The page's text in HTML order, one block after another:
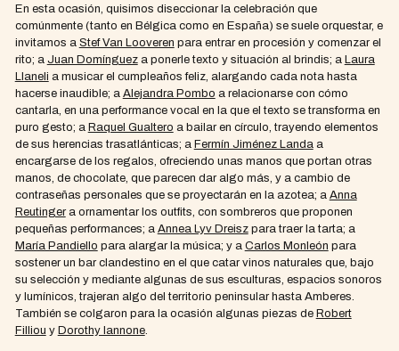
En esta ocasión, quisimos diseccionar la celebración que
comúnmente (tanto en Bélgica como en España) se suele orquestar, e
invitamos a Stef Van Looveren para entrar en procesión y comenzar el
rito; a Juan Domíngueza ponerle texto y situación al brindis; a Laura
Llaneli a musicar el cumpleaños feliz, alargando cada nota hasta
hacerse inaudible; a Alejandra Pombo a relacionarse con cómo
cantarla, en una performance vocal en la que el texto se transforma en
puro gesto; a Raquel Gualtero a bailar en círculo, trayendo elementos
de sus herencias trasatlánticas; a Fermín Jiménez Landa a
encargarse de los regalos, ofreciendo unas manos que portan otras
manos, de chocolate, que parecen dar algo más, y a cambio de
contraseñas personales que se proyectarán en la azotea; a Anna
Reutingera ornamentar los outfits, con sombreros que proponen
pequeñas performances; a Annea Lyv Dreiszpara traer la tarta; a
María Pandiello para alargar la música; y a Carlos Monleón para
sostener un bar clandestino en el que catar vinos naturales que, bajo
su selección y mediante algunas de sus esculturas, espacios sonoros
y lumínicos, trajeran algo del territorio peninsular hasta Amberes.
También se colgaron para la ocasión algunas piezas de Robert
Filliou y Dorothy Iannone.